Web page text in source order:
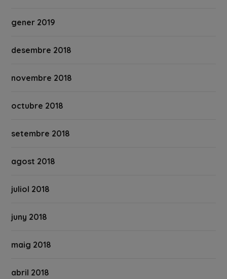
gener 2019
desembre 2018
novembre 2018
octubre 2018
setembre 2018
agost 2018
juliol 2018
juny 2018
maig 2018
abril 2018